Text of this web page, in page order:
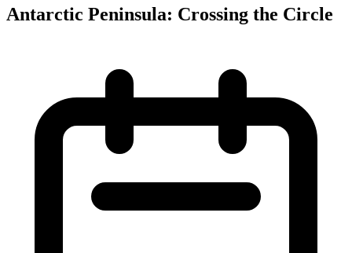
Antarctic Peninsula: Crossing the Circle